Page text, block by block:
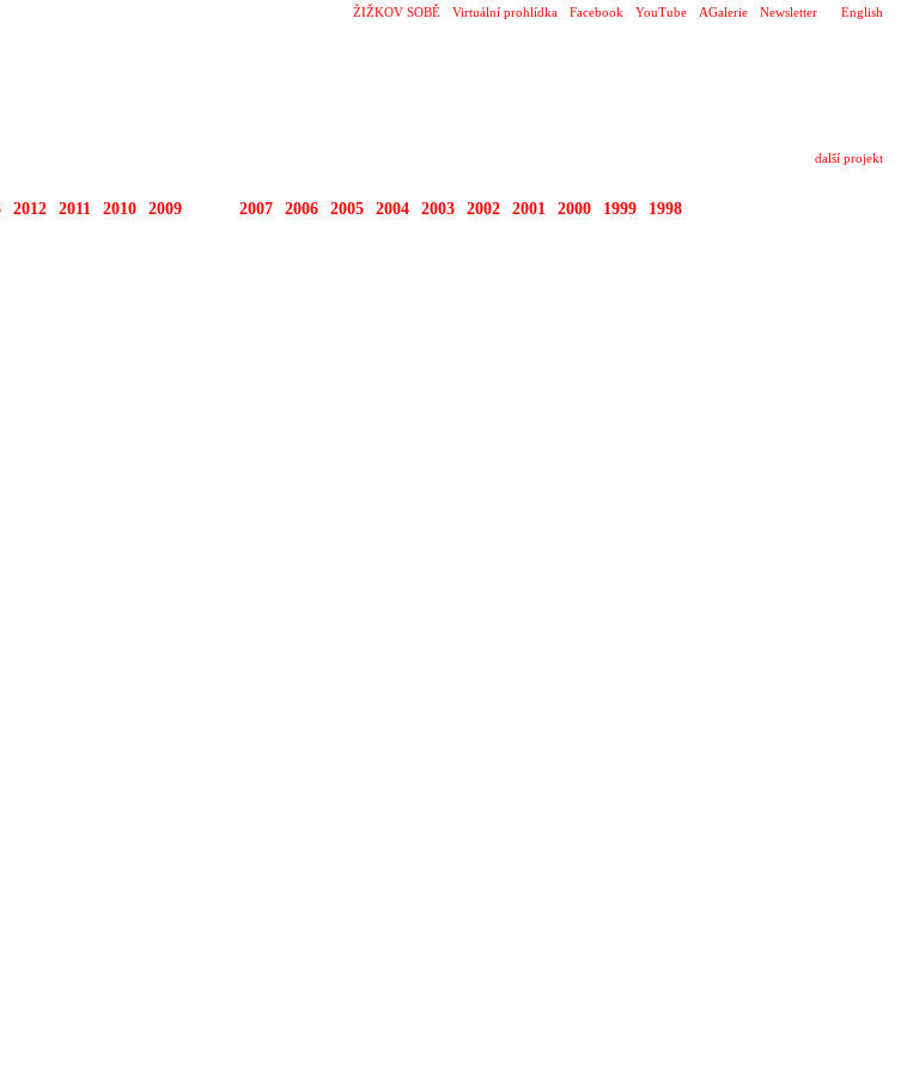
English
ŽIŽKOV SOBĚ Virtuální prohlídka Facebook YouTube AGalerie Newsletter
další projekt
2012 2011 2010 2009 2007 2006 2005 2004 2003 2002 2001 2000 1999 1998